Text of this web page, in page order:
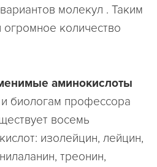
молекул . Таким
количество
аминокислоты
биологам профессора
восемь
изолейцин, лейцин,
треонин,